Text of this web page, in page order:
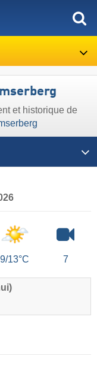
et historique de
9/13°C 7